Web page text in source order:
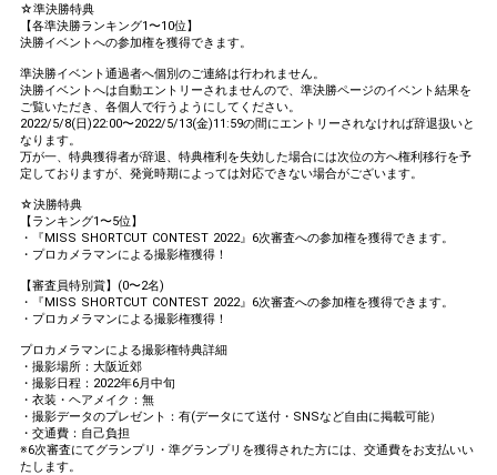
☆準決勝特典
【各準決勝ランキング1〜10位】
決勝イベントへの参加権を獲得できます。
準決勝イベント通過者へ個別のご連絡は行われません。
決勝イベントへは自動エントリーされませんので、準決勝ページのイベント結果を
ご覧いただき、各個人で行うようにしてください。
2022/5/8(日)22:00〜2022/5/13(金)11:59の間にエントリーされなければ辞退扱いと
なります。
万が一、特典獲得者が辞退、特典権利を失効した場合には次位の方へ権利移行を予
定しておりますが、発覚時期によっては対応できない場合がございます。
☆決勝特典
【ランキング1〜5位】
・『MISS SHORTCUT CONTEST 2022』6次審査への参加権を獲得できます。
・プロカメラマンによる撮影権獲得！
【審査員特別賞】(0〜2名)
・『MISS SHORTCUT CONTEST 2022』6次審査への参加権を獲得できます。
・プロカメラマンによる撮影権獲得！
プロカメラマンによる撮影権特典詳細
・撮影場所：大阪近郊
・撮影日程：2022年6月中旬
・衣装・ヘアメイク：無
・撮影データのプレゼント：有(データにて送付・SNSなど自由に掲載可能）
・交通費：自己負担
※6次審査にてグランプリ・準グランプリを獲得された方には、交通費をお支払いい
たします。